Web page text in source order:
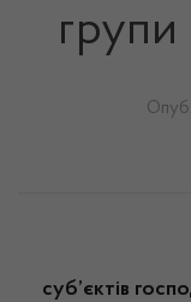
групи
суб’єктів